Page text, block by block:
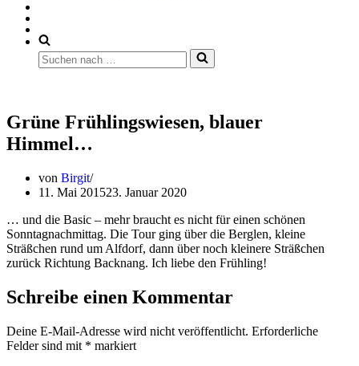
Suchen
nach …
Grüne Frühlingswiesen, blauer
Himmel…
von Birgit
11. Mai 201523. Januar 2020
… und die Basic – mehr braucht es nicht für einen schönen
Sonntagnachmittag. Die Tour ging über die Berglen, kleine
Sträßchen rund um Alfdorf, dann über noch kleinere Sträßchen
zurück Richtung Backnang. Ich liebe den Frühling!
Schreibe einen Kommentar
Deine E-Mail-Adresse wird nicht veröffentlicht. Erforderliche
Felder sind mit * markiert